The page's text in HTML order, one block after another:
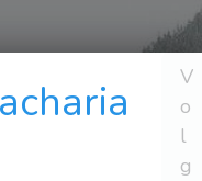
V
o
l
g